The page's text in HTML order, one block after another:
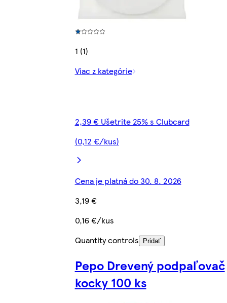
1 (1)
Viac z kategórie
2,39 € Ušetrite 25% s Clubcard
(0,12 €/kus)
Cena je platná do 30. 8. 2026
3,19 €
0,16 €/kus
Quantity controls
Pridať
Pepo Drevený podpaľovač
kocky 100 ks